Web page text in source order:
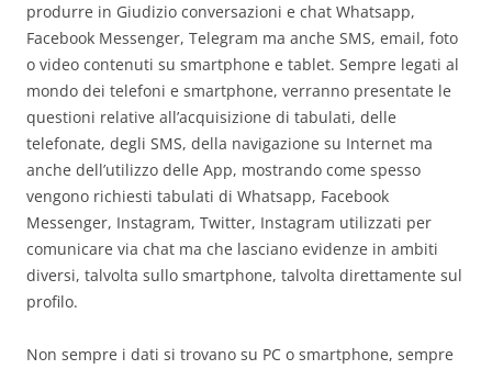
produrre in Giudizio conversazioni e chat Whatsapp,
Facebook Messenger, Telegram ma anche SMS, email, foto
o video contenuti su smartphone e tablet. Sempre legati al
mondo dei telefoni e smartphone, verranno presentate le
questioni relative all’acquisizione di tabulati, delle
telefonate, degli SMS, della navigazione su Internet ma
anche dell’utilizzo delle App, mostrando come spesso
vengono richiesti tabulati di Whatsapp, Facebook
Messenger, Instagram, Twitter, Instagram utilizzati per
comunicare via chat ma che lasciano evidenze in ambiti
diversi, talvolta sullo smartphone, talvolta direttamente sul
profilo.
Non sempre i dati si trovano su PC o smartphone, sempre